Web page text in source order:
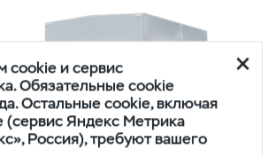
cookie и сервис
Обязательные cookie
Остальные cookie, включая
(сервис Яндекс Метрика
Россия), требуют вашего